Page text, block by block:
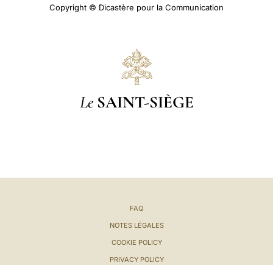
Copyright © Dicastère pour la Communication
Le SAINT-SIÈGE
FAQ
NOTES LÉGALES
COOKIE POLICY
PRIVACY POLICY